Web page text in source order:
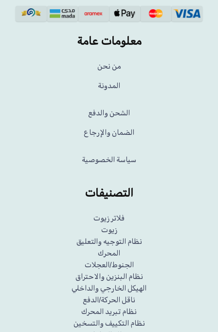
معلومات عامة
من نحن
المدونة
الشحن والدفع
الضمان والإرجاع
سياسة الخصوصية
التصنيفات
فلاتر زيوت
زيوت
نظام التوجيه والتعليق
المحرك
الجنوط/العجلات
نظام البنزين والاحتراق
الهيكل الخارجي والداخلي
ناقل الحركة/الدفع
نظام تبريد المحرك
نظام التكييف والتسخين